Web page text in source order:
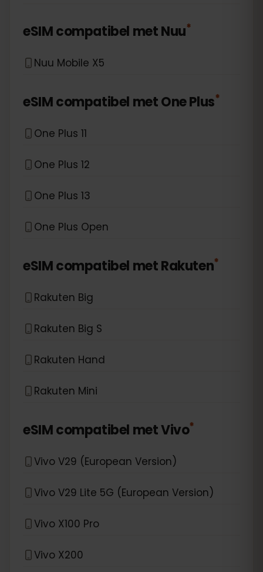
eSIM compatibel metNuu*
Nuu Mobile X5
eSIM compatibel metOne Plus*
One Plus 11
One Plus 12
One Plus 13
One Plus Open
eSIM compatibel metRakuten*
Rakuten Big
Rakuten Big S
Rakuten Hand
Rakuten Mini
eSIM compatibel metVivo*
Vivo V29 (European Version)
Vivo V29 Lite 5G (European Version)
Vivo X100 Pro
Vivo X200